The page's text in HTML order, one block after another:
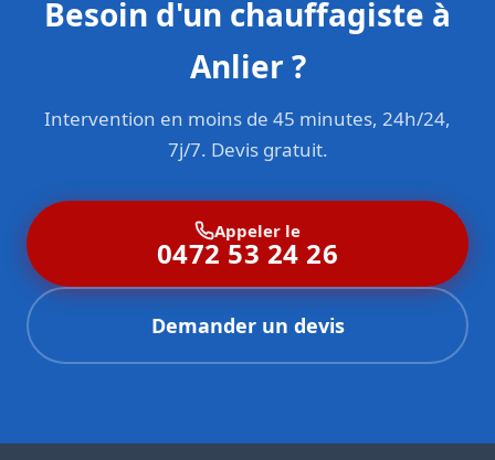
Besoin d'un chauffagiste à
Anlier ?
Intervention en moins de 45 minutes, 24h/24,
7j/7. Devis gratuit.
Appeler le
0472 53 24 26
Demander un devis